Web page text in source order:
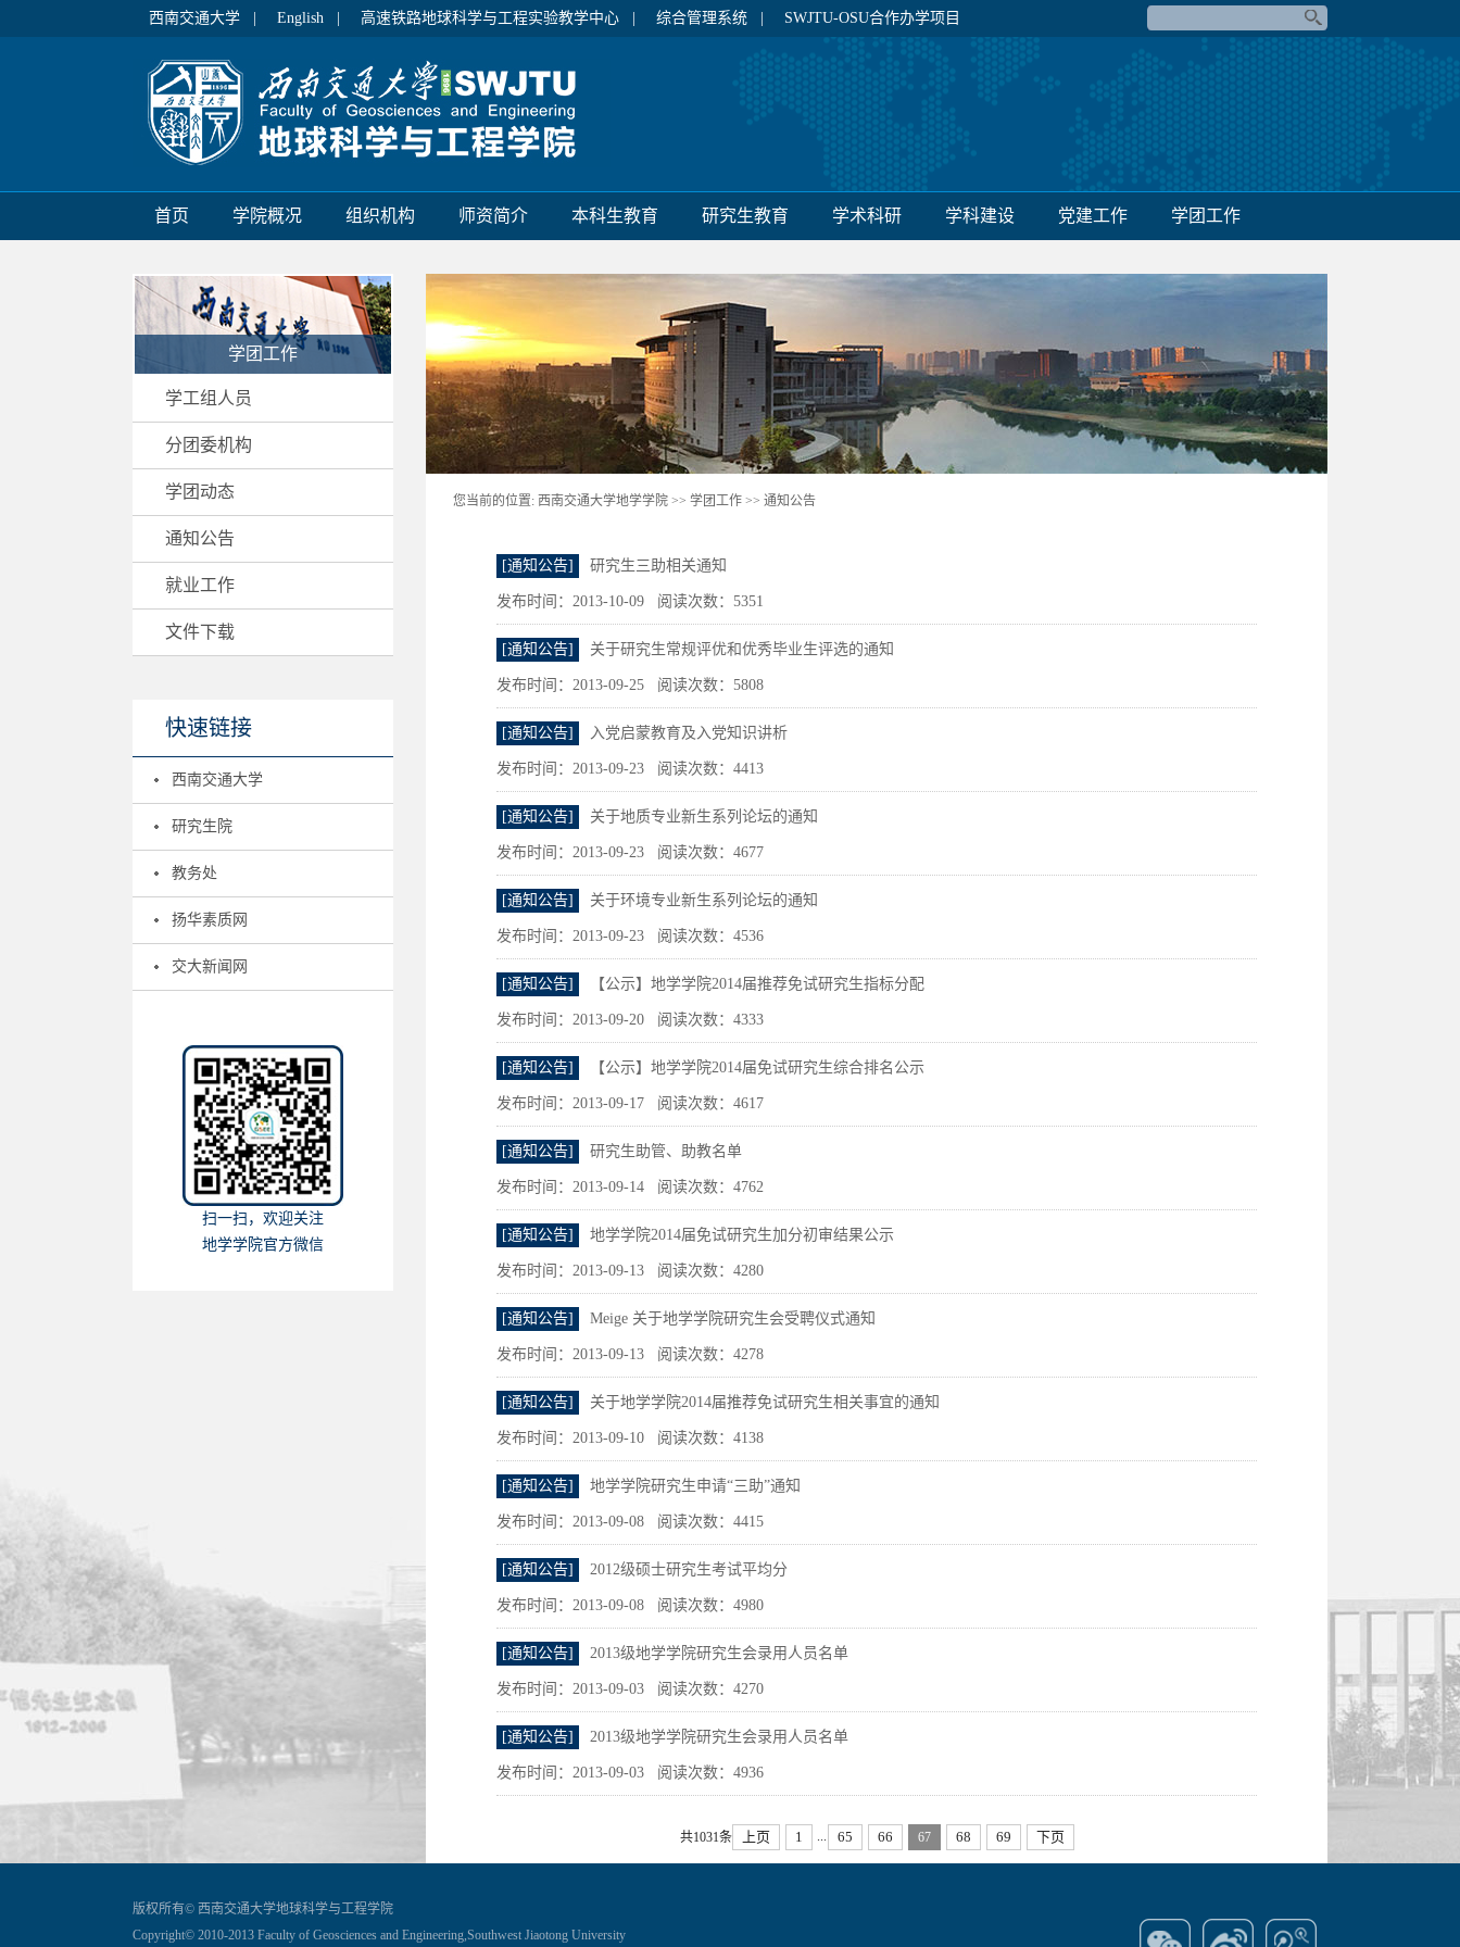
西南交通大学 | English | 高速铁路地球科学与工程实验教学中心 | 综合管理系统 | SWJTU-OSU合作办学项目
首页 学院概况 组织机构 师资简介 本科生教育 研究生教育 学术科研 学科建设 党建工作 学团工作
学团工作
学工组人员
分团委机构
学团动态
通知公告
就业工作
文件下载
快速链接
西南交通大学
研究生院
教务处
扬华素质网
交大新闻网
扫一扫，欢迎关注
地学学院官方微信
您当前的位置: 西南交通大学地学学院 >> 学团工作 >> 通知公告
[通知公告] 研究生三助相关通知
发布时间：2013-10-09 阅读次数： 5351
[通知公告] 关于研究生常规评优和优秀毕业生评选的通知
发布时间：2013-09-25 阅读次数： 5808
[通知公告] 入党启蒙教育及入党知识讲析
发布时间：2013-09-23 阅读次数： 4413
[通知公告] 关于地质专业新生系列论坛的通知
发布时间：2013-09-23 阅读次数： 4677
[通知公告] 关于环境专业新生系列论坛的通知
发布时间：2013-09-23 阅读次数： 4536
[通知公告] 【公示】地学学院2014届推荐免试研究生指标分配
发布时间：2013-09-20 阅读次数： 4333
[通知公告] 【公示】地学学院2014届免试研究生综合排名公示
发布时间：2013-09-17 阅读次数： 4617
[通知公告] 研究生助管、助教名单
发布时间：2013-09-14 阅读次数： 4762
[通知公告] 地学学院2014届免试研究生加分初审结果公示
发布时间：2013-09-13 阅读次数： 4280
[通知公告] Meige 关于地学学院研究生会受聘仪式通知
发布时间：2013-09-13 阅读次数： 4278
[通知公告] 关于地学学院2014届推荐免试研究生相关事宜的通知
发布时间：2013-09-10 阅读次数： 4138
[通知公告] 地学学院研究生申请“三助”通知
发布时间：2013-09-08 阅读次数： 4415
[通知公告] 2012级硕士研究生考试平均分
发布时间：2013-09-08 阅读次数： 4980
[通知公告] 2013级地学学院研究生会录用人员名单
发布时间：2013-09-03 阅读次数： 4270
[通知公告] 2013级地学学院研究生会录用人员名单
发布时间：2013-09-03 阅读次数： 4936
共1031条 上页 1 65 66 67 68 69 下页
版权所有© 西南交通大学地球科学与工程学院
Copyright© 2010-2013 Faculty of Geosciences and Engineering,Southwest Jiaotong University